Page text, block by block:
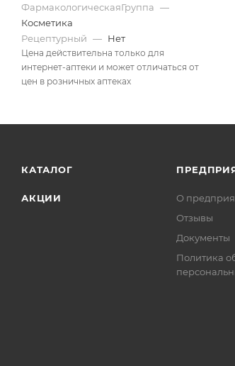
ФармакологическаяГруппа —
Косметика
Рецептурный — Нет
Цена действительна только для
интернет-аптеки и может отличаться от
цен в розничных аптеках
КАТАЛОГ
АКЦИИ
О
Отзывы
Документы
Политика